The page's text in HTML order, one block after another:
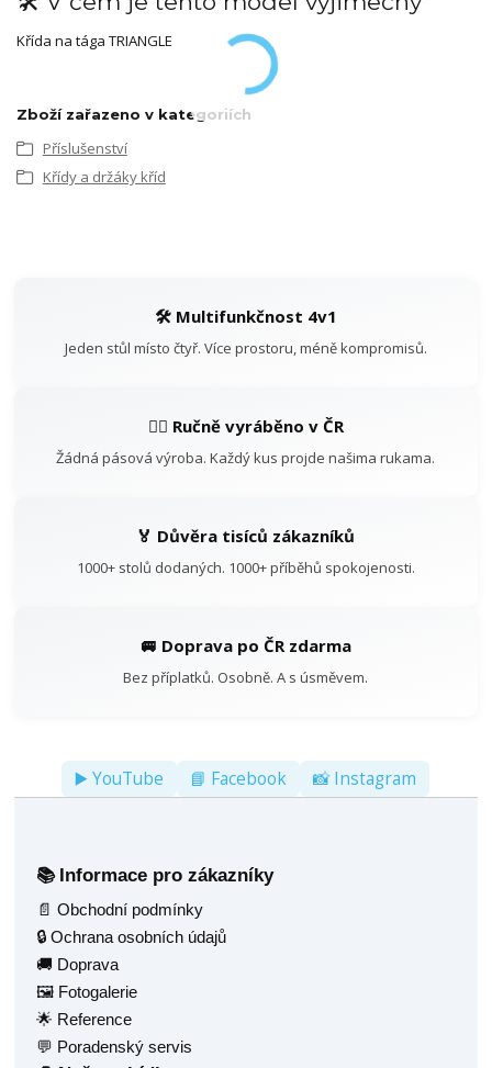
Křída na tága TRIANGLE
Zboží zařazeno v kategoriích
Příslušenství
Křídy a držáky kříd
🛠️ Multifunkčnost 4v1
Jeden stůl místo čtyř. Více prostoru, méně kompromisů.
👷‍♂️ Ručně vyráběno v ČR
Žádná pásová výroba. Každý kus projde našima rukama.
🏅 Důvěra tisíců zákazníků
1000+ stolů dodaných. 1000+ příběhů spokojenosti.
🚐 Doprava po ČR zdarma
Bez příplatků. Osobně. A s úsměvem.
▶️ YouTube 📘 Facebook 📸 Instagram
📚 Informace pro zákazníky
📄 Obchodní podmínky
🔒 Ochrana osobních údajů
🚚 Doprava
🖼️ Fotogalerie
🌟 Reference
💬 Poradenský servis